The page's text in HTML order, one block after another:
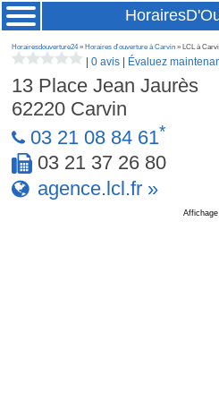
Horairesdouverture24» Horaires d'ouverture à Carvin » LCL à
|0 avis Évaluez
13 Place Jean Jaurès
62220 Carvin
03 21 08 84 61*
03 21 37 26 80
agence.lcl.fr »
Affichage